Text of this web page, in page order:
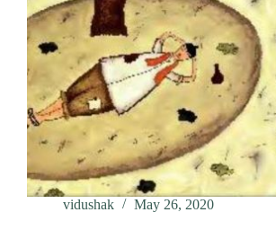
vidushak May 26, 2020